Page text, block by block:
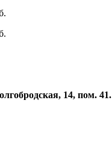
14, пом. 41.